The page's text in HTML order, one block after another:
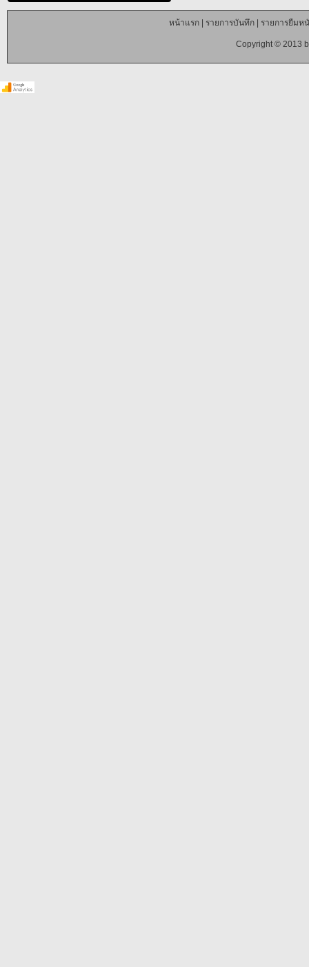
หน้าแรก| รายการบันทึก| รายการยืมห
Copyright © 2013